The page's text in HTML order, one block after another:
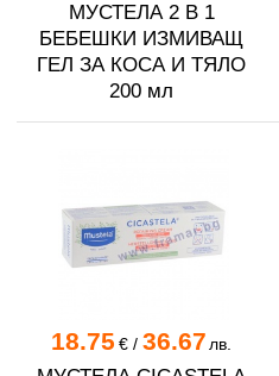
МУСТЕЛА 2 В 1
БЕБЕШКИ ИЗМИВАЩ
ГЕЛ ЗА КОСА И ТЯЛО
200 мл
18.75 €/ 36.67 лв.